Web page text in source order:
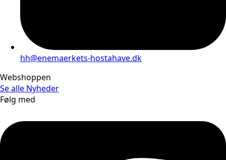
hh@enemaerkets-hostahave.dk
Webshoppen
Se alle Nyheder
Følg med